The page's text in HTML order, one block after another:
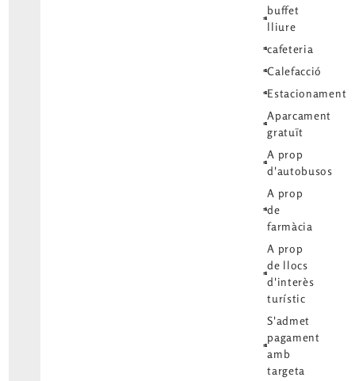
buffet
lliure
cafeteria
Calefacció
Estacionament
Aparcament
gratuït
A prop
d'autobusos
A prop
de
farmàcia
A prop
de llocs
d'interès
turístic
S'admet
pagament
amb
targeta